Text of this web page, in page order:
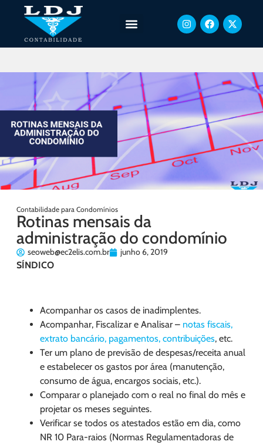
Contabilidade para Condomínios
Rotinas mensais da
administração do condomínio
seoweb@ec2elis.com.br junho 6, 2019
SÍNDICO
Acompanhar os casos de inadimplentes.
Acompanhar, Fiscalizar e Analisar – notas fiscais,
extrato bancário, pagamentos, contribuições, etc.
Ter um plano de previsão de despesas/receita anual
e estabelecer os gastos por área (manutenção,
consumo de água, encargos sociais, etc.).
Comparar o planejado com o real no final do mês e
projetar os meses seguintes.
Verificar se todos os atestados estão em dia, como
NR 10 Para-raios (Normas Regulamentadoras de